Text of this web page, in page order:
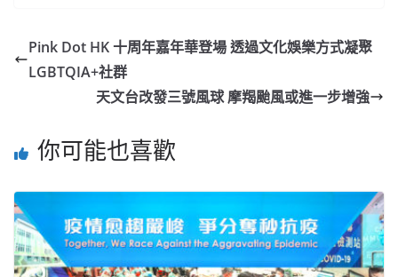
Pink Dot HK 十周年嘉年華登場 透過文化娛樂方式凝聚
LGBTQIA+社群
天文台改發三號風球 摩羯颱風或進一步增強
你可能也喜歡